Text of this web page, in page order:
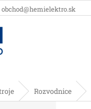
obchod@hemielektro.sk
Rozvodnice